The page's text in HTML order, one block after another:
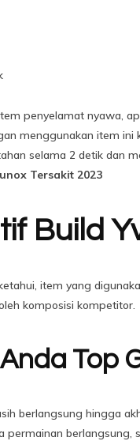
penyelamat nyawa,
menggunakan item
selama 2 detik dan
Tersakit 2023
Build
item yang
komposisi kompetitor.
Top
berlangsung hingga
permainan berlangsung,